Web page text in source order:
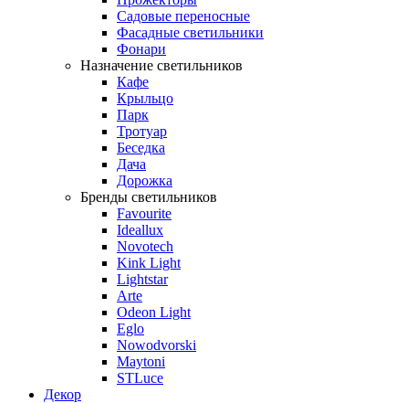
Садовые переносные
Фасадные светильники
Фонари
Назначение светильников
Кафе
Крыльцо
Парк
Тротуар
Беседка
Дача
Дорожка
Бренды светильников
Favourite
Ideallux
Novotech
Kink Light
Lightstar
Arte
Odeon Light
Eglo
Nowodvorski
Maytoni
STLuce
Декор